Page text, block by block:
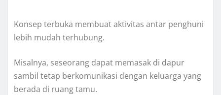
Konsep terbuka membuat aktivitas antar penghuni
lebih mudah terhubung.
Misalnya, seseorang dapat memasak di dapur
sambil tetap berkomunikasi dengan keluarga yang
berada di ruang tamu.